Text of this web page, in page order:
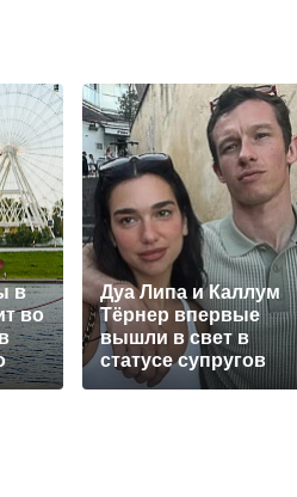
в
во
Дуа Липа и Каллум
Тёрнер впервые
вышли в свет в
статусе супругов